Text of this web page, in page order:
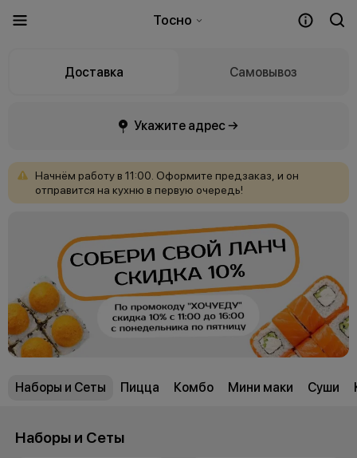
Тосно
Доставка Самовывоз
Укажите адрес →
Начнём работу в 11:00. Оформите предзаказ, и он
отправится на кухню в первую очередь!
Наборы и Сеты Пицца Комбо Мини маки Суши
Наборы и Сеты